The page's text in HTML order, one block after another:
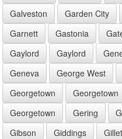
Galveston
Garden City
Garnett
Gastonia
Gaylord
Gaylord
Geneva
George West
Georgetown
Georgetown
Georgetown
Gering
Gibson
Giddings